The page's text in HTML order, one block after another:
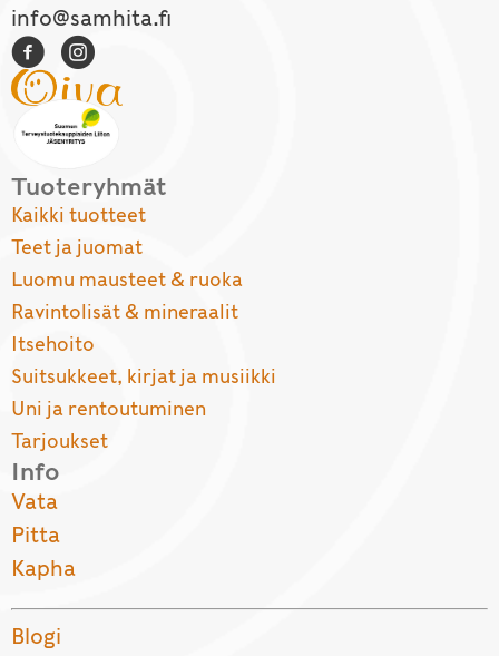
info@samhita.fi
Tuoteryhmät
Kaikki tuotteet
Teet ja juomat
Luomu mausteet & ruoka
Ravintolisät & mineraalit
Itsehoito
Suitsukkeet, kirjat ja musiikki
Uni ja rentoutuminen
Tarjoukset
Info
Vata
Pitta
Kapha
Blogi